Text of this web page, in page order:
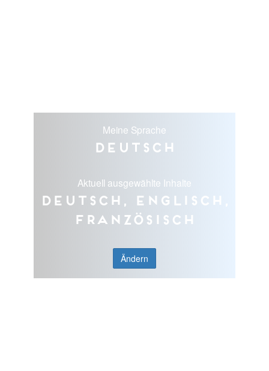
Meine Sprache
Deutsch
Aktuell ausgewählte Inhalte
Deutsch, Englisch,
Französisch
Ändern